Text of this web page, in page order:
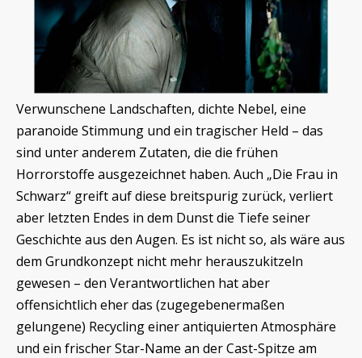
Verwunschene Landschaften, dichte Nebel, eine
paranoide Stimmung und ein tragischer Held – das
sind unter anderem Zutaten, die die frühen
Horrorstoffe ausgezeichnet haben. Auch „Die Frau in
Schwarz“ greift auf diese breitspurig zurück, verliert
aber letzten Endes in dem Dunst die Tiefe seiner
Geschichte aus den Augen. Es ist nicht so, als wäre aus
dem Grundkonzept nicht mehr herauszukitzeln
gewesen – den Verantwortlichen hat aber
offensichtlich eher das (zugegebenermaßen
gelungene) Recycling einer antiquierten Atmosphäre
und ein frischer Star-Name an der Cast-Spitze am